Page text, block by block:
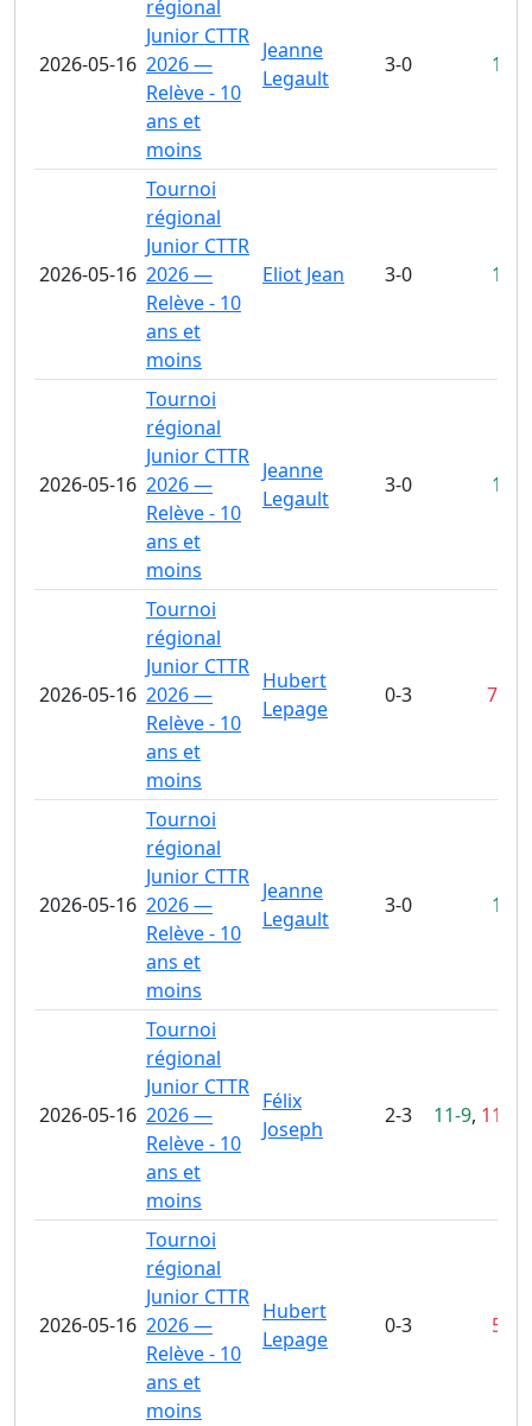
2026-05-16
régional
Junior CTTR
2026 —
Relève - 10
ans et
moins
Jeanne
Legault
3-0 11-9
2026-05-16
Tournoi
régional
Junior CTTR
2026 —
Relève - 10
ans et
moins
Eliot Jean 3-0 11-8
2026-05-16
Tournoi
régional
Junior CTTR
2026 —
Relève - 10
ans et
moins
Jeanne
Legault
3-0 11-1
2026-05-16
Tournoi
régional
Junior CTTR
2026 —
Relève - 10
ans et
moins
Hubert
Lepage
0-3 7-11
2026-05-16
Tournoi
régional
Junior CTTR
2026 —
Relève - 10
ans et
moins
Jeanne
Legault
3-0 11-5
2026-05-16
Tournoi
régional
Junior CTTR
2026 —
Relève - 10
ans et
moins
Félix
Joseph
2-3 11-9, 11-13
2026-05-16
Tournoi
régional
Junior CTTR
2026 —
Relève - 10
ans et
moins
Hubert
Lepage
0-3 5-11